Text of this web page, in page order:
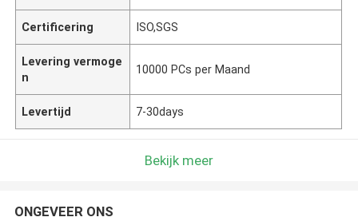
Certificering ISO,SGS
Levering vermoge
n
10000 PCs per Maand
Levertijd 7-30days
Bekijk meer
ONGEVEER ONS